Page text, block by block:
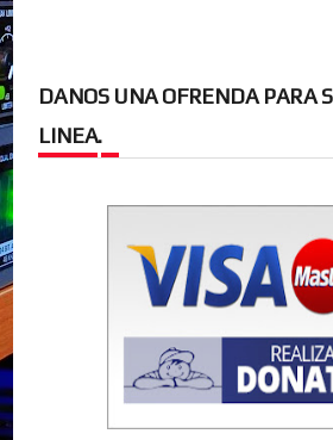
DANOS UNA OFRENDA PARA
LINEA.